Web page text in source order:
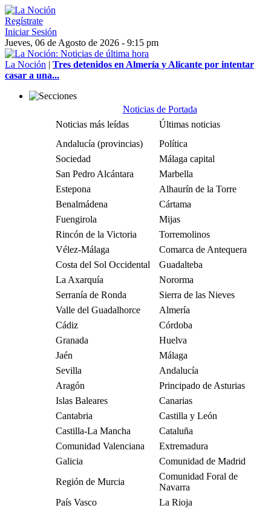
Regístrate
Iniciar Sesión
Jueves, 06 de Agosto de 2026 - 9:15 pm
La Noción | Tres detenidos en Almería y Alicante por intentar
casar a una...
Noticias de Portada
Noticias más leídas
Últimas noticias
Andalucía (provincias)
Política
Sociedad
Málaga capital
San Pedro Alcántara
Marbella
Estepona
Alhaurín de la Torre
Benalmádena
Cártama
Fuengirola
Mijas
Rincón de la Victoria
Torremolinos
Vélez-Málaga
Comarca de Antequera
Costa del Sol Occidental
Guadalteba
La Axarquía
Nororma
Serranía de Ronda
Sierra de las Nieves
Valle del Guadalhorce
Almería
Cádiz
Córdoba
Granada
Huelva
Jaén
Málaga
Sevilla
Andalucía
Aragón
Principado de Asturias
Islas Baleares
Canarias
Cantabria
Castilla y León
Castilla-La Mancha
Cataluña
Comunidad Valenciana
Extremadura
Galicia
Comunidad de Madrid
Región de Murcia
Comunidad Foral de
Navarra
País Vasco
La Rioja